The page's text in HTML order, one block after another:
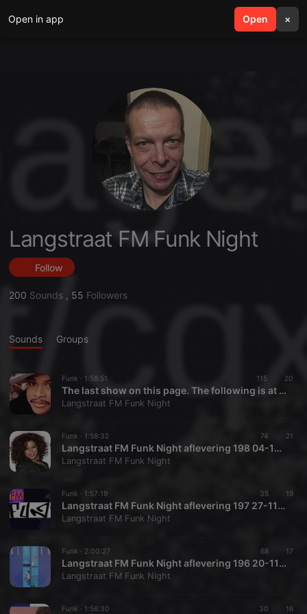
Open in app Open ×
search menu
Langstraat FM Funk Night
Follow
200 Sounds , 55 Followers
Sounds Groups
Funk · 1:58:51 115 20
The last show on this page. The following is at https://heartis.at/cqxtnf9t/ Langstraat FM Funk Night aflevering 199 11-12-2021 stream
Langstraat FM Funk Night
Funk · 1:58:32 74 21
Langstraat FM Funk Night aflevering 198 04-12-2021 stream
Langstraat FM Funk Night
Funk · 1:57:19 35 19
Langstraat FM Funk Night aflevering 197 27-11-2021 stream
Langstraat FM Funk Night
Funk · 2:00:27 68 17
Langstraat FM Funk Night aflevering 196 20-11-2021 stream
Langstraat FM Funk Night
Funk · 1:56:30 30 16